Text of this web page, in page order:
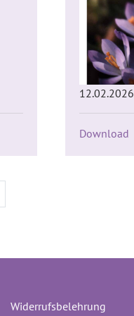
12.02.2026
Download
Widerrufsbelehrung